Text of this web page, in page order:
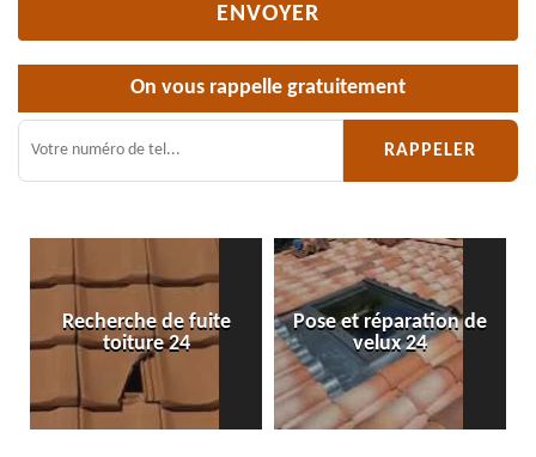
On vous rappelle gratuitement
Recherche de fuite
toiture 24
Pose et réparation de
velux 24